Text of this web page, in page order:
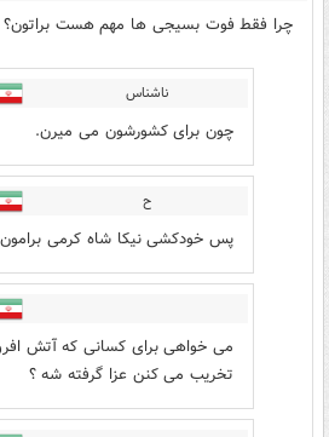
چرا فقط فوت بسیجی ها مهم هست براتون؟
ناشناس
چون برای کشورشون می میرن.
ح
پس خودکشی نیکا شاه کرمی
می خواهی برای کسانی که آتش
تخریب می کنن عزا گرفته شه ؟